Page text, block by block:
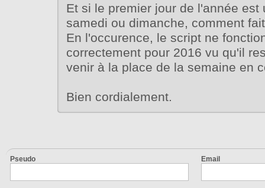
Et si le premier jour de l'année est
samedi ou dimanche, comment
En l'occurence, le script ne
correctement pour 2016 vu qu'il
venir à la place de la semaine en
Bien cordialement.
Pseudo Email